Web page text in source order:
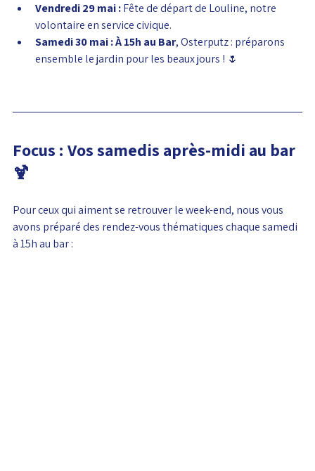
Vendredi 29 mai : Fête de départ de Louline, notre
volontaire en service civique.
Samedi 30 mai :À 15h au Bar, Osterputz : préparons
ensemble le jardin pour les beaux jours ! 🌷
Focus : Vos samedis après-midi au bar
🍹
Pour ceux qui aiment se retrouver le week-end, nous vous
avons préparé des rendez-vous thématiques chaque samedi
à 15h au bar :